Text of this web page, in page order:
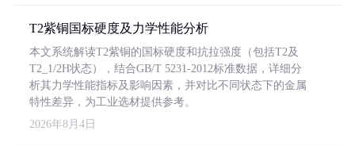
T2紫铜国标硬度及力学性能分析
本文系统解读T2紫铜的国标硬度和抗拉强度（包括T2及
T2_1/2H状态），结合GB/T 5231-2012标准数据，详细分
析其力学性能指标及影响因素，并对比不同状态下的金属
特性差异，为工业选材提供参考。
2026年8月4日